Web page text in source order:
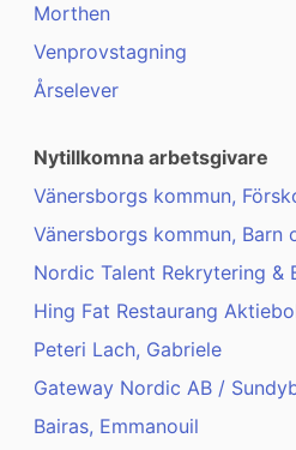
Morthen
Venprovstagning
Årselever
Nytillkomna arbetsgivare
Vänersborgs kommun,
Vänersborgs kommun, Barn
Nordic Talent Rekrytering &
Hing Fat Restaurang
Peteri Lach, Gabriele
Gateway Nordic AB /
Bairas, Emmanouil